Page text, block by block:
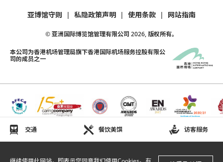
交通 餐饮美馔 访客服务
亚博馆守则 | 私隐政策声明 | 使用条款 | 网站指南
© 亚洲国际博览馆管理有限公司 2026, 版权所有。
本公司为香港机场管理局旗下香港国际机场服务控股有限公
司的成员之一